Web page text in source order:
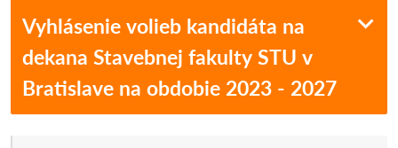
Vyhlásenie volieb kandidáta na
dekana Stavebnej fakulty STU v
Bratislave na obdobie 2023 - 2027